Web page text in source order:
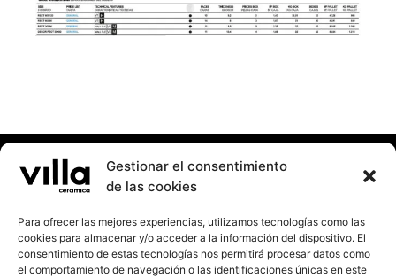
Gestionar el consentimiento
de las cookies
Para ofrecer las mejores experiencias, utilizamos tecnologías como las
cookies para almacenar y/o acceder a la información del dispositivo. El
consentimiento de estas tecnologías nos permitirá procesar datos como
el comportamiento de navegación o las identificaciones únicas en este